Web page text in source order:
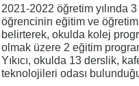
2021-2022 öğretim yılında
öğrencinin eğitim ve
belirterek, okulda kolej
olmak üzere 2 eğitim
Yıkıcı, okulda 13 derslik,
teknolojileri odası